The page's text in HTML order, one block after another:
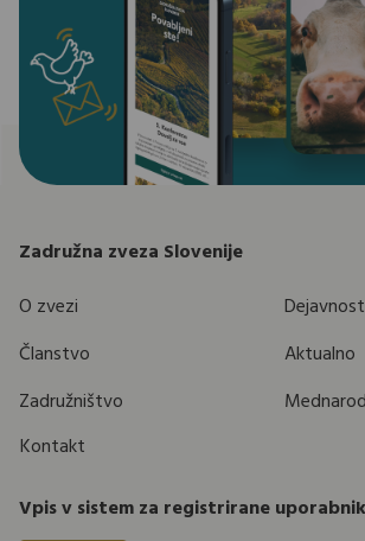
Zadružna zveza Slovenije
O zvezi
Članstvo
Aktualno
Zadružništvo
Kontakt
Vpis v sistem za registrirane